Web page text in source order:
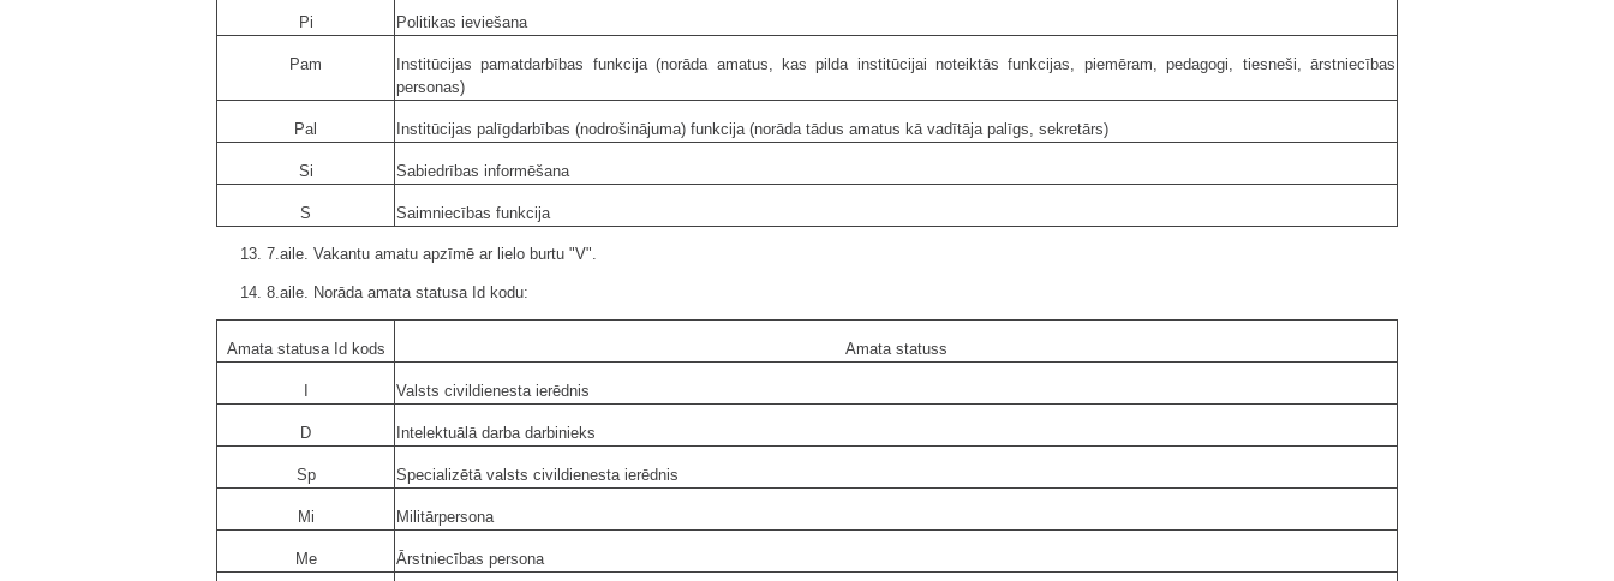
Pi Politikas ieviešana
Pam
Institūcijas pamatdarbības funkcija (norāda amatus, kas pilda institūcijai noteiktās funkcijas, piemēram, pedagogi, tiesneši, ārstniecības
personas)
Pal Institūcijas palīgdarbības (nodrošinājuma) funkcija (norāda tādus amatus kā vadītāja palīgs, sekretārs)
Si Sabiedrības informēšana
S Saimniecības funkcija
13. 7.aile. Vakantu amatu apzīmē ar lielo burtu "V".
14. 8.aile. Norāda amata statusa Id kodu:
Amata statusa Id kods Amata statuss
I Valsts civildienesta ierēdnis
D Intelektuālā darba darbinieks
Sp Specializētā valsts civildienesta ierēdnis
Mi Militārpersona
Me Ārstniecības persona